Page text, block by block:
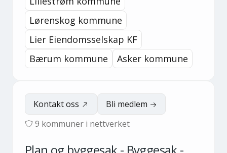
Lørenskog kommune
Lier Eiendomsselskap KF
Bærum kommune
Asker kommune
Kontakt oss
Bli medlem
9 kommuner i nettverket